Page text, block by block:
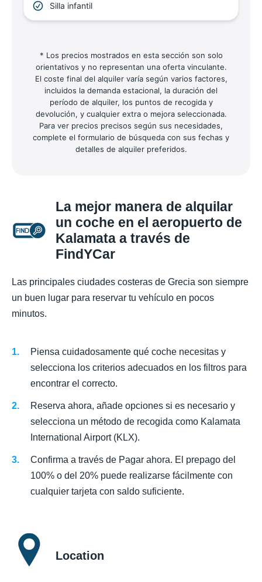
Silla infantil
* Los precios mostrados en esta sección son solo
orientativos y no representan una oferta vinculante.
El coste final del alquiler varía según varios factores,
incluidos la demanda estacional, la duración del
período de alquiler, los puntos de recogida y
devolución, y cualquier extra o mejora seleccionada.
Para ver precios precisos según sus necesidades,
complete el formulario de búsqueda con sus fechas y
detalles de alquiler preferidos.
La mejor manera de alquilar
un coche en el aeropuerto de
Kalamata a través de
FindYCar
Las principales ciudades costeras de Grecia son siempre
un buen lugar para reservar tu vehículo en pocos
minutos.
Piensa cuidadosamente qué coche necesitas y
selecciona los criterios adecuados en los filtros para
encontrar el correcto.
Reserva ahora, añade opciones si es necesario y
selecciona un método de recogida como Kalamata
International Airport (KLX).
Confirma a través de Pagar ahora. El prepago del
100% o del 20% puede realizarse fácilmente con
cualquier tarjeta con saldo suficiente.
Location